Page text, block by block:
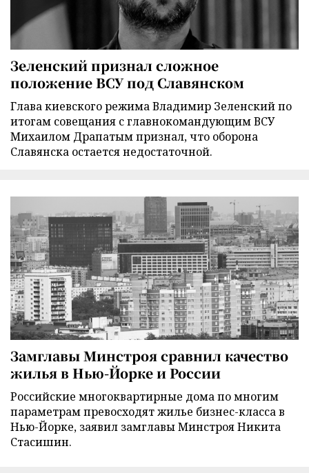
Зеленский признал сложное
положение ВСУ под Славянском
Глава киевского режима Владимир Зеленский по
итогам совещания с главнокомандующим ВСУ
Михаилом Драпатым признал, что оборона
Славянска остается недостаточной.
Замглавы Минстроя сравнил качество
жилья в Нью-Йорке и России
Российские многоквартирные дома по многим
параметрам превосходят жилье бизнес-класса в
Нью-Йорке, заявил замглавы Минстроя Никита
Стасишин.